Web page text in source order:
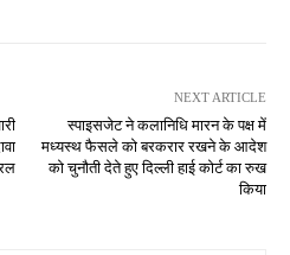
NEXT ARTICLE
स्पाइसजेट ने कलानिधि मारन के पक्ष में
मध्यस्थ फैसले को बरकरार रखने के आदेश
को चुनौती देते हुए दिल्ली हाई कोर्ट का रुख
किया